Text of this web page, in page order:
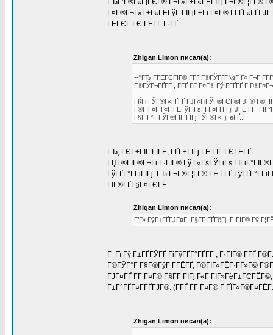
ГЂГ’Г®Г«ГјГЄГ® Г¬Г»Г±Г«ГЁГІГј Г¬Г®Г¦Г­Г®
Г¤Г®Г¬Г»Г±Г«ГЁГўГ ГІГјГ±Гї Г¤Г®
ГЁГЄГ ГЄ ГЁГ­Г Г·ГҐ.
Zhigan Limon писал(а):
--"ГЂ Г­ГЁГЄГІГ® Г­ГҐ Г®ГЎГҐГ№Г Г« Г¬Г
Г®ГЎГ¬ГҐГ­Г , Г­ГҐ Г­Г Г¤Г® Гў Г­ГҐГҐ
ГЌГі ГЎГ®Г«ГҐГҐ ГЈГ«ГіГЎГ®ГЄГ®ГЈГ®
Г®ГІГ¤Г Г«Г¦ГЁГўГ ГѕГІ Г¤ГҐГ­ГјГЈГЁ Г­Г
Г§Г Г°Г ГЎГ®ГІГ ГІГј ГЎГ®Г«ГјГёГҐ...
ГЂ, ГЄГ±ГІГ ГІГЁ, ГҐГ±ГІГј ГЁ ГІГ ГЄГЁГҐ.
ГЏГ®ГІГ®Г¬Гі Г·ГІГ® Гў Г«ГѕГЎГіГѕ
ГўГҐГ°Г­ГіГІГј. ГЂ Г¬Г®Г¦Г­Г® ГЁ Г­ГҐ
ГЇГ®ГҐГ§Г¤ГЄГЁ.
Zhigan Limon писал(а):
Г’Г» ГўГ±ГҐГЈГ¤Г Г§Г­Г ГҐГёГј, Г·ГІГ® Гў
Г Гї Гў Г±ГҐГЎГҐ ГіГўГҐГ°ГҐГ­Г , Г·ГІГ® Г­ГҐ
Г®ГЎГ°Г Г§Г®ГўГ Г­ГЁГҐ, Г®ГІГ«ГЁГ·Г­Г»Г©
ГЈГ¤ГҐ Г­Г Г¤Г® Г§Г­Г ГІГј Г«Г ГІГ»ГёГ±ГЄГЁГ©,
Г±Г°ГҐГ¤Г­ГҐГЈГ®. (Г­ГҐ Г­Г Г¤Г® Г
Zhigan Limon писал(а):